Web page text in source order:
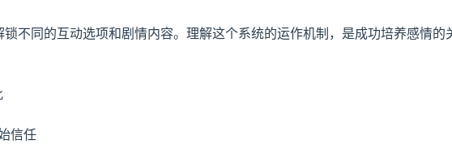
不同的互动选项和剧情内容。理解这个系统的运作机制，是成功培养感情的
信任